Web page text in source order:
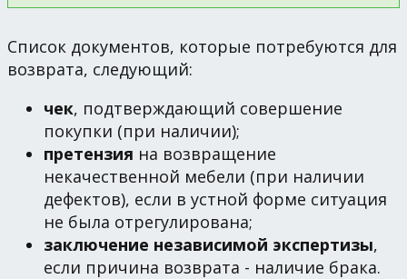
Список документов, которые потребуются для
возврата, следующий:
чек, подтверждающий совершение
покупки (при наличии);
претензия на возвращение
некачественной мебели (при наличии
дефектов), если в устной форме ситуация
не была отрегулирована;
заключение независимой экспертизы,
если причина возврата - наличие брака.